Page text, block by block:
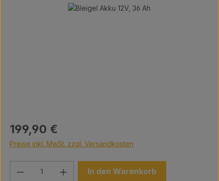
Bildergalerie überspringen
Regulärer Preis:
199,90 €
Preise inkl. MwSt. zzgl. Versandkosten
Produkt Anzahl: Gib den
In den Warenkorb